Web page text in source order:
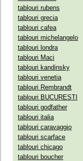
tablouri rubens
tablouri grecia
tablouri cafea
tablouri michelangelo
tablouri londra
tablouri Maci
tablouri kandinsky
tablouri venetia
tablouri Rembrandt
tablouri BUCURESTI
tablouri godfather
tablouri italia
tablouri caravaggio
tablouri scarface
tablouri chicago
tablouri boucher